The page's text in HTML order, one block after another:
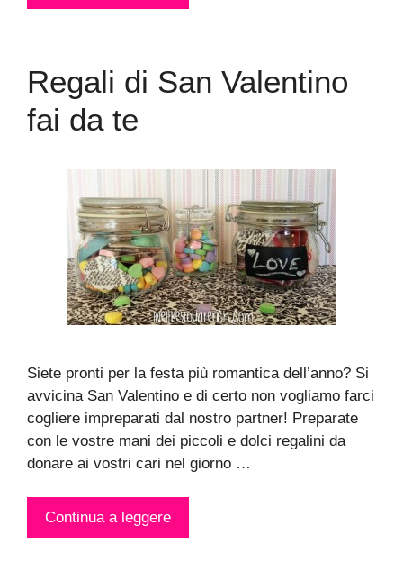
Regali di San Valentino
fai da te
Siete pronti per la festa più romantica dell’anno? Si
avvicina San Valentino e di certo non vogliamo farci
cogliere impreparati dal nostro partner! Preparate
con le vostre mani dei piccoli e dolci regalini da
donare ai vostri cari nel giorno …
Continua a leggere